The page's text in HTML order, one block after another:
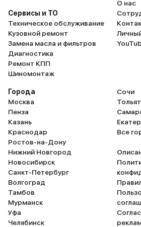
Сервисы и ТО
Техническое обслуживание
Кузовной ремонт
Замена масла и фильтров
Диагностика
Ремонт КПП
Шиномонтаж
О нас
Города
Москва
Пенза
Казань
Краснодар
Ростов-на-Дону
Нижний Новгород
Новосибирск
Санкт-Петербург
Волгоград
Тамбов
Мурманск
Уфа
Челябинск
Сочи
Все